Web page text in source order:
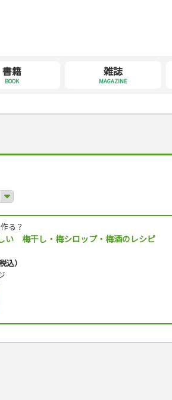
書籍
BOOK
雑誌
MAGAZINE
る？
い 梅干し・梅シロップ・梅酒のレシピ
込）